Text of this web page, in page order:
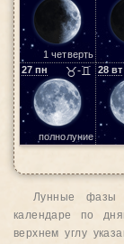
1 четверть
27 пн ♉-♊
полнолуние
28 вт
Лунные фазы
календаре по
верхнем углу